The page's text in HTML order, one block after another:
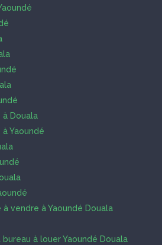
Douala
Yaoundé
vendre à Yaoundé Douala
à louer Yaoundé Douala